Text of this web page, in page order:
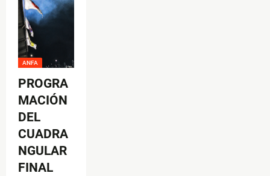
ANFA
PROGRA
MACIÓN
DEL
CUADRA
NGULAR
FINAL